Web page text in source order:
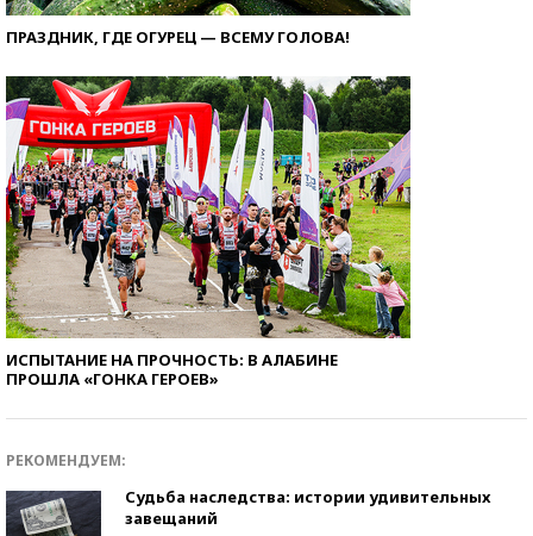
ПРАЗДНИК, ГДЕ ОГУРЕЦ — ВСЕМУ ГОЛОВА!
ИСПЫТАНИЕ НА ПРОЧНОСТЬ: В АЛАБИНЕ
ПРОШЛА «ГОНКА ГЕРОЕВ»
РЕКОМЕНДУЕМ:
Судьба наследства: истории удивительных
завещаний